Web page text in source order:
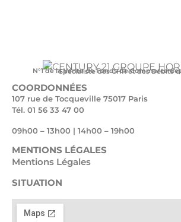
N°1 de la Vente de Fonds de Commerce
Spécialiste des CHR et des Débits
COORDONNÉES
107 rue de Tocqueville 75017 Paris
Tél. 01 56 33 47 00
09h00 – 13h00 | 14h00 – 19h00
MENTIONS LÉGALES
Mentions Légales
SITUATION